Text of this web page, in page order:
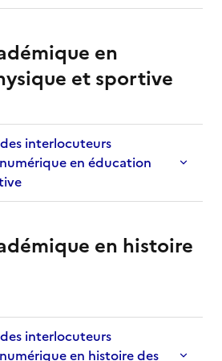
en
et sportive
interlocuteurs
en éducation
en histoire
interlocuteurs
en histoire des